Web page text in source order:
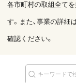
各市町村の取組全て
す。また、事業の詳細
確認ください。